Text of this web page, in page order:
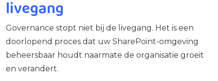
livegang
Governance stopt niet bij de livegang. Het is een
doorlopend proces dat uw SharePoint-omgeving
beheersbaar houdt naarmate de organisatie groeit
en verandert.